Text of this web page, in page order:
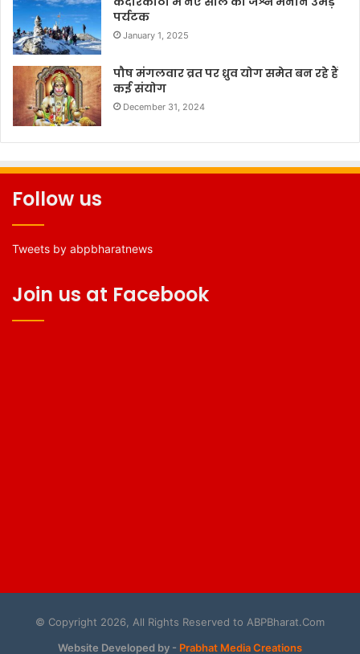
पर्यटक
January 1, 2025
पौष मंगलवार व्रत पर ध्रुव योग समेत बन रहे हैं
कई संयोग
December 31, 2024
Follow us
Tweets by abpbharatnews
Join us at Facebook
© Copyright 2026, All Rights Reserved to ABPBharat.Com
Website Developed by - Prabhat Media Creations